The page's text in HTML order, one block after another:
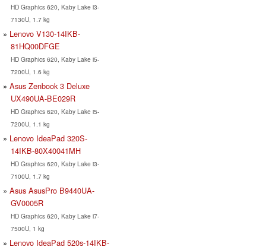
HD Graphics 620, Kaby Lake i3-
7130U, 1.7 kg
Lenovo V130-14IKB-
81HQ00DFGE
HD Graphics 620, Kaby Lake i5-
7200U, 1.6 kg
Asus Zenbook 3 Deluxe
UX490UA-BE029R
HD Graphics 620, Kaby Lake i5-
7200U, 1.1 kg
Lenovo IdeaPad 320S-
14IKB-80X40041MH
HD Graphics 620, Kaby Lake i3-
7100U, 1.7 kg
Asus AsusPro B9440UA-
GV0005R
HD Graphics 620, Kaby Lake i7-
7500U, 1 kg
Lenovo IdeaPad 520s-14IKB-